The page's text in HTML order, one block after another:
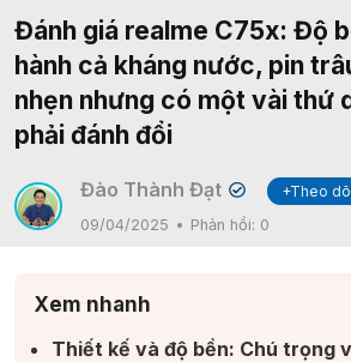
Đánh giá realme C75x: Độ
hành cả kháng nước, pin
nhẹn nhưng có một vài thứ
phải đánh đổi
Đào Thành Đạt ✔
+Theo
09/04/2025
Phản hồi: 0
Xem nhanh
Thiết kế và độ bền: Chú trọng